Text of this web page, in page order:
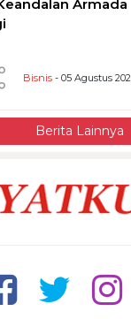
Armada
Bisnis - 05 Agustus
Berita Lainnya